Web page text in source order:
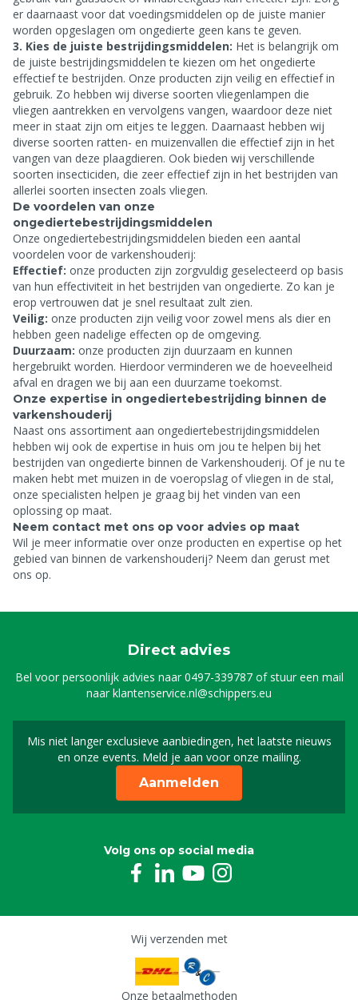
er daarnaast voor dat voedingsmiddelen op de juiste manier
worden opgeslagen om ongedierte geen kans te geven.
3. Kies de juiste bestrijdingsmiddelen: Het is belangrijk om
de juiste bestrijdingsmiddelen te kiezen om het ongedierte
effectief te bestrijden. Onze producten zijn veilig en effectief in
gebruik. Zo hebben wij diverse soorten vliegenlampen die
vliegen aantrekken en vervolgens vangen, waardoor deze niet
meer in staat zijn om eitjes te leggen. Daarnaast hebben wij
diverse soorten ratten- en muizenvallen die effectief zijn in het
vangen van deze plaagdieren. Ook bieden wij verschillende
soorten insecticiden, die zeer effectief zijn in het bestrijden van
allerlei soorten insecten zoals vliegen.
De voordelen van onze
ongediertebestrijdingsmiddelen
Onze ongediertebestrijdingsmiddelen bieden een aantal
voordelen voor de varkenshouderij:
Effectief: onze producten zijn zorgvuldig geselecteerd op basis
van hun effectiviteit in het bestrijden van ongedierte. Zo kan je
erop vertrouwen dat je snel resultaat zult zien.
Veilig: onze producten zijn veilig voor zowel mens als dier en
hebben geen nadelige effecten op de omgeving.
Duurzaam: onze producten zijn duurzaam en kunnen
hergebruikt worden. Hierdoor verminderen we de hoeveelheid
afval en dragen we bij aan een duurzame toekomst.
Onze expertise in ongediertebestrijding binnen de
varkenshouderij
Naast ons assortiment aan ongediertebestrijdingsmiddelen
hebben wij ook de expertise in huis om jou te helpen bij het
bestrijden van ongedierte binnen de Varkenshouderij. Of je nu te
maken hebt met muizen in de voeropslag of vliegen in de stal,
onze specialisten helpen je graag bij het vinden van een
oplossing op maat.
Neem contact met ons op voor advies op maat
Wil je meer informatie over onze producten en expertise op het
gebied van binnen de varkenshouderij? Neem dan gerust met
ons op.
Direct advies
Bel voor persoonlijk advies naar0497-339787of stuur een mail
naarklantenservice.nl@schippers.eu
Mis niet langer exclusieve aanbiedingen, het laatste nieuws
en onze events. Meld je aan voor onze mailing.
Schrijf je in voor onze
Aanmelden
Volg ons op social media
Wij verzenden met
Onze betaalmethoden